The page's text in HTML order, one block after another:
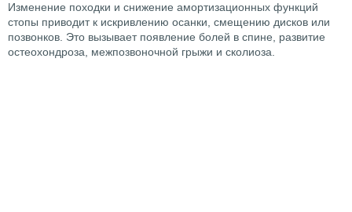
Изменение походки и снижение амортизационных функций
стопы приводит к искривлению осанки, смещению дисков или
позвонков. Это вызывает появление болей в спине, развитие
остеохондроза, межпозвоночной грыжи и сколиоза.